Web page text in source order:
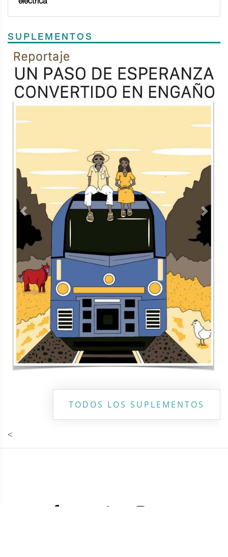
SUPLEMENTOS
Previous
TODOS LOS SUPLEMENTOS
Contacto Aviso de privacidad
Copyright ©2026 Todos los derechos reservados | La Jornada
Maya